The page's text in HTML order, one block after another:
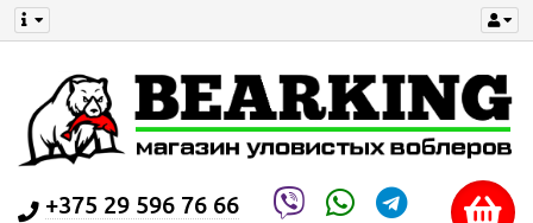
+375 29 596 76 66